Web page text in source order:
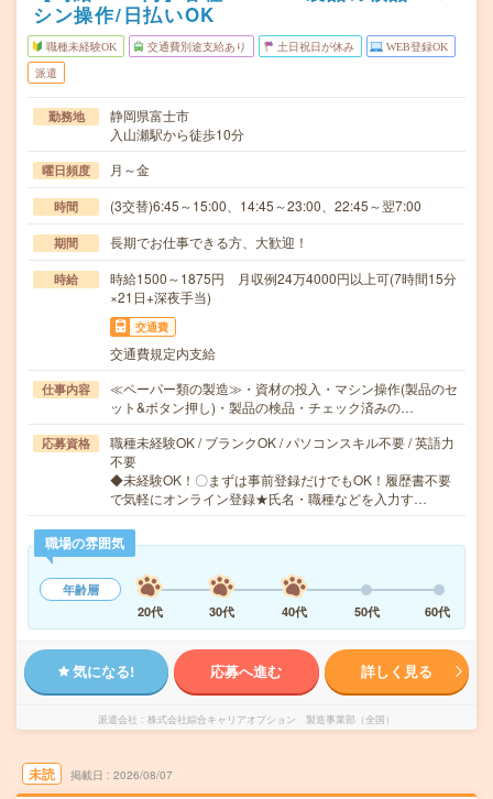
シン操作/日払いOK
職種未経験OK 交通費別途支給あり 土日祝日が休み WEB登録OK
派遣
勤務地
静岡県富士市
入山瀬駅から徒歩10分
曜日頻度 月～金
時間 (3交替)6:45～15:00、14:45～23:00、22:45～翌7:00
期間 長期でお仕事できる方、大歓迎！
時給
時給1500～1875円 月収例24万4000円以上可(7時間15分
×21日+深夜手当)
交通費
交通費規定内支給
仕事内容
≪ペーパー類の製造≫・資材の投入・マシン操作(製品のセ
ット&ボタン押し)・製品の検品・チェック済みの…
応募資格
職種未経験OK / ブランクOK / パソコンスキル不要 / 英語力
不要
◆未経験OK！〇まずは事前登録だけでもOK！履歴書不要
で気軽にオンライン登録★氏名・職種などを入力す…
職場の雰囲気
年齢層
20代
30代 40代 50代 60代
気になる! 応募へ進む 詳しく見る
派遣会社 株式会社綜合キャリアオプション 製造事業部（全国）
未読 掲載日 2026/08/07